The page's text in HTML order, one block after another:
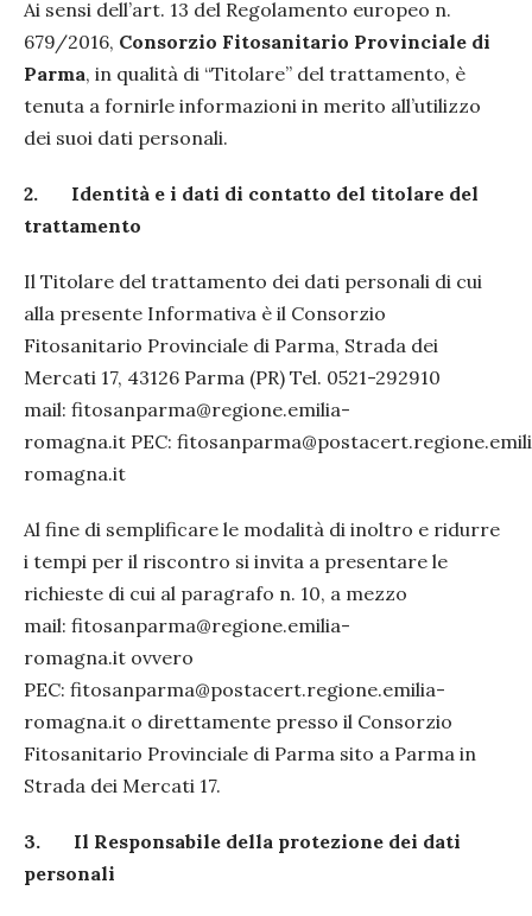
Ai sensi dell’art. 13 del Regolamento europeo n.
679/2016, Consorzio Fitosanitario Provinciale di
Parma, in qualità di “Titolare” del trattamento, è
tenuta a fornirle informazioni in merito all’utilizzo
dei suoi dati personali.
2. Identità e i dati di contatto del titolare del
trattamento
Il Titolare del trattamento dei dati personali di cui
alla presente Informativa è il Consorzio
Fitosanitario Provinciale di Parma, Strada dei
Mercati 17, 43126 Parma (PR) Tel. 0521-292910
mail: fitosanparma@regione.emilia-
romagna.it PEC:
romagna.it
Al fine di semplificare le modalità di inoltro e ridurre
i tempi per il riscontro si invita a presentare le
richieste di cui al paragrafo n. 10, a mezzo
mail: fitosanparma@regione.emilia-
romagna.it ovvero
PEC: fitosanparma@postacert.regione.emilia-
romagna.it o direttamente presso il Consorzio
Fitosanitario Provinciale di Parma sito a Parma in
Strada dei Mercati 17.
3. Il Responsabile della protezione dei dati
personali